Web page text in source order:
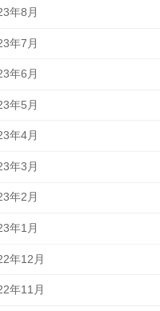
年8月
年7月
年6月
年5月
年4月
年3月
年2月
年1月
年12月
年11月